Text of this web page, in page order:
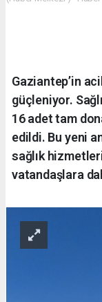
Gaziantep’in
güçleniyor.
16 adet tam
edildi. Bu yeni
sağlık
vatandaşlara